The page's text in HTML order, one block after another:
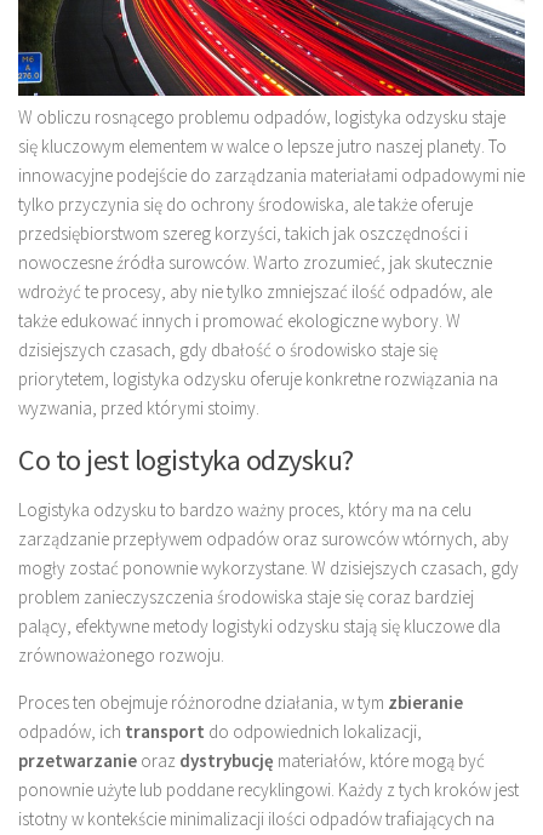
W obliczu rosnącego problemu odpadów, logistyka odzysku staje
się kluczowym elementem w walce o lepsze jutro naszej planety. To
innowacyjne podejście do zarządzania materiałami odpadowymi nie
tylko przyczynia się do ochrony środowiska, ale także oferuje
przedsiębiorstwom szereg korzyści, takich jak oszczędności i
nowoczesne źródła surowców. Warto zrozumieć, jak skutecznie
wdrożyć te procesy, aby nie tylko zmniejszać ilość odpadów, ale
także edukować innych i promować ekologiczne wybory. W
dzisiejszych czasach, gdy dbałość o środowisko staje się
priorytetem, logistyka odzysku oferuje konkretne rozwiązania na
wyzwania, przed którymi stoimy.
Co to jest logistyka odzysku?
Logistyka odzysku to bardzo ważny proces, który ma na celu
zarządzanie przepływem odpadów oraz surowców wtórnych, aby
mogły zostać ponownie wykorzystane. W dzisiejszych czasach, gdy
problem zanieczyszczenia środowiska staje się coraz bardziej
palący, efektywne metody logistyki odzysku stają się kluczowe dla
zrównoważonego rozwoju.
Proces ten obejmuje różnorodne działania, w tym zbieranie
odpadów, ich transport do odpowiednich lokalizacji,
przetwarzanie oraz dystrybucję materiałów, które mogą być
ponownie użyte lub poddane recyklingowi. Każdy z tych kroków jest
istotny w kontekście minimalizacji ilości odpadów trafiających na